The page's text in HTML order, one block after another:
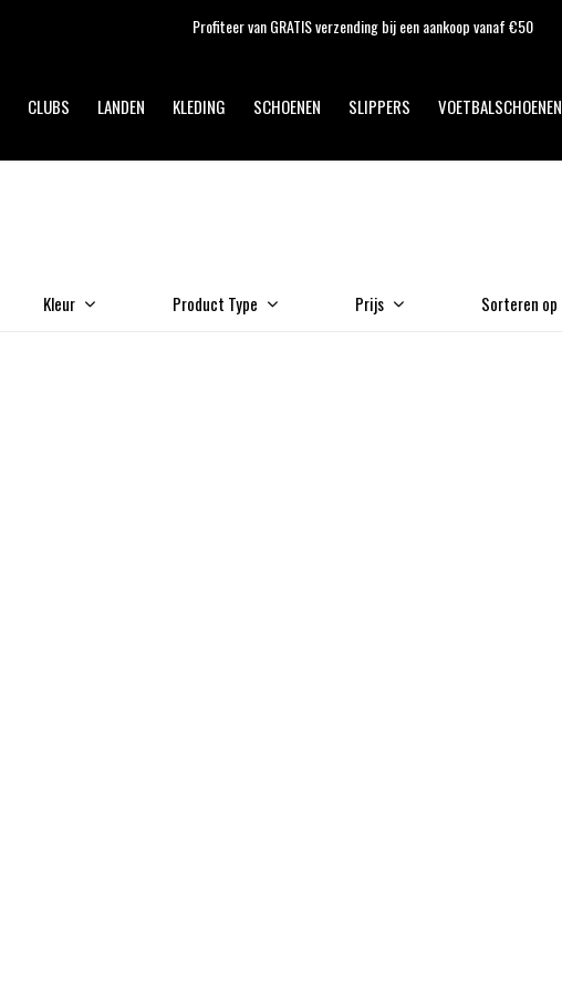
CLUBS LANDEN KLEDING SCHOENEN SLIPPERS VOETBALSCHOENEN
Profiteer van GRATIS verzending bij een aankoop vanaf €50
Kleur Product Type Prijs Sorteren op